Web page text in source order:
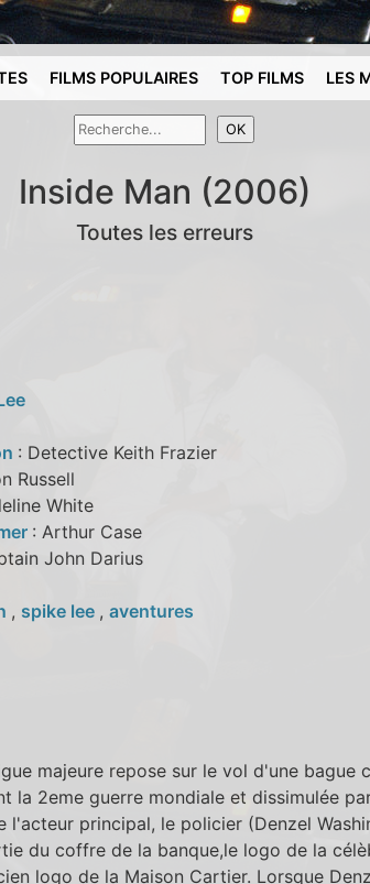
FILMS POPULAIRES TOP FILMS LES
Inside Man (2006)
Toutes les erreurs
: Detective Keith Frazier
Russell
White
: Arthur Case
John Darius
, spike lee , aventures
majeure repose sur le vol d'une bague
la 2eme guerre mondiale et dissimulée
l'acteur principal, le policier (Denzel
du coffre de la banque,le logo de la
logo de la Maison Cartier. Lorsque